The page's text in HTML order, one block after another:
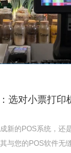
选对小票打印
新的POS系统，还
与您的POS软件无